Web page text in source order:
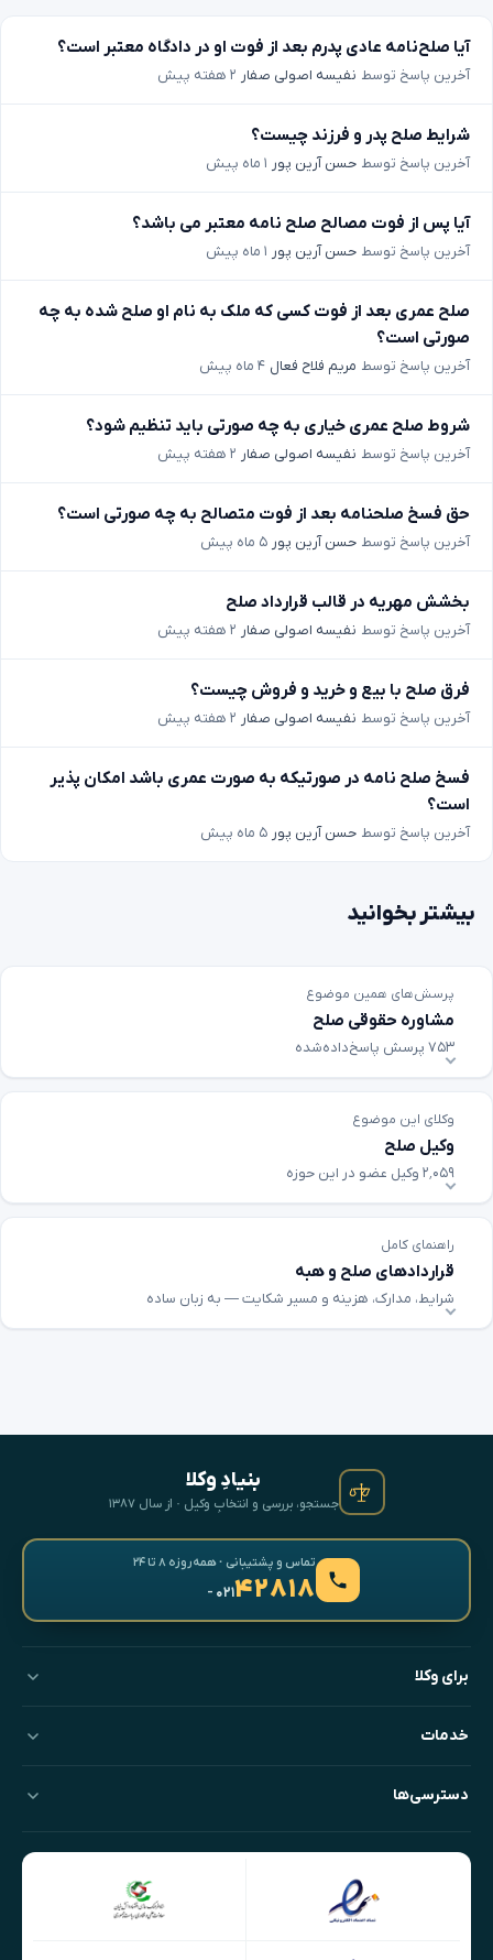
آیا صلح‌نامه عادی پدرم بعد از فوت او در دادگاه معتبر است؟
آخرین پاسخ توسط نفیسه اصولی صفار ۲ هفته پیش
شرایط صلح پدر و فرزند چیست؟
آخرین پاسخ توسط حسن آرین پور ۱ ماه پیش
آیا پس از فوت مصالح صلح نامه معتبر می باشد؟
آخرین پاسخ توسط حسن آرین پور ۱ ماه پیش
صلح عمری بعد از فوت کسی که ملک به نام او صلح شده به چه
صورتی است؟
آخرین پاسخ توسط مریم فلاح فعال ۴ ماه پیش
شروط صلح عمری خیاری به چه صورتی باید تنظیم شود؟
آخرین پاسخ توسط نفیسه اصولی صفار ۲ هفته پیش
حق فسخ صلحنامه بعد از فوت متصالح به چه صورتی است؟
آخرین پاسخ توسط حسن آرین پور ۵ ماه پیش
بخشش مهریه در قالب قرارداد صلح
آخرین پاسخ توسط نفیسه اصولی صفار ۲ هفته پیش
فرق صلح با بیع و خرید و فروش چیست؟
آخرین پاسخ توسط نفیسه اصولی صفار ۲ هفته پیش
فسخ صلح نامه در صورتیکه به صورت عمری باشد امکان پذیر
است؟
آخرین پاسخ توسط حسن آرین پور ۵ ماه پیش
بیشتر بخوانید
پرسش‌های همین موضوع
مشاوره حقوقی صلح
۷۵۳ پرسش پاسخ‌داده‌شده
وکلای این موضوع
وکیل صلح
۲٬۰۵۹ وکیل عضو در این حوزه
راهنمای کامل
قراردادهای صلح و هبه
شرایط، مدارک، هزینه و مسیر شکایت — به زبان ساده
بنیادِ وکلا
جستجو، بررسی و انتخابِ وکیل · از سال ۱۳۸۷
تماس و پشتیبانی · همه‌روزه ۸ تا ۲۴
۴۲۸۱۸- ۰۲۱
برای وکلا
خدمات
دسترسی‌ها